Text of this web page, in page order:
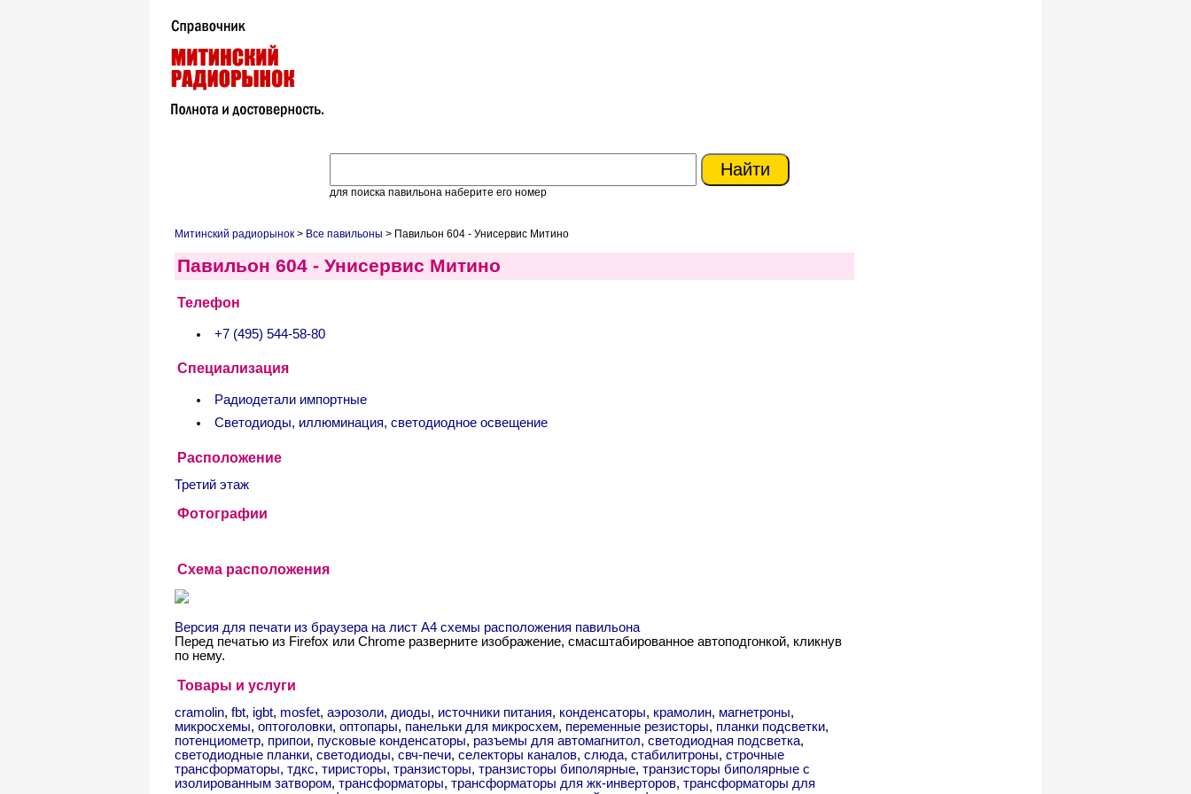
для поиска павильона наберите его номер
Митинский радиорынок > Все павильоны > Павильон 604 - Унисервис Митино
Павильон 604 - Унисервис Митино
Телефон
+7 (495) 544-58-80
Специализация
Радиодетали импортные
Светодиоды, иллюминация, светодиодное освещение
Расположение
Третий этаж
Фотографии
Схема расположения
Версия для печати из браузера на лист А4 схемы расположения павильона
Перед печатью из Firefox или Chrome разверните изображение, смасштабированное автоподгонкой, кликнув
по нему.
Товары и услуги
cramolin, fbt, igbt, mosfet, аэрозоли, диоды, источники питания, конденсаторы, крамолин, магнетроны,
микросхемы, оптоголовки, оптопары, панельки для микросхем, переменные резисторы, планки подсветки,
потенциометр, припои, пусковые конденсаторы, разъемы для автомагнитол, светодиодная подсветка,
светодиодные планки, светодиоды, свч-печи, селекторы каналов, слюда, стабилитроны, строчные
трансформаторы, тдкс, тиристоры, транзисторы, транзисторы биполярные, транзисторы биполярные с
изолированным затвором, трансформаторы, трансформаторы для жк-инверторов, трансформаторы для